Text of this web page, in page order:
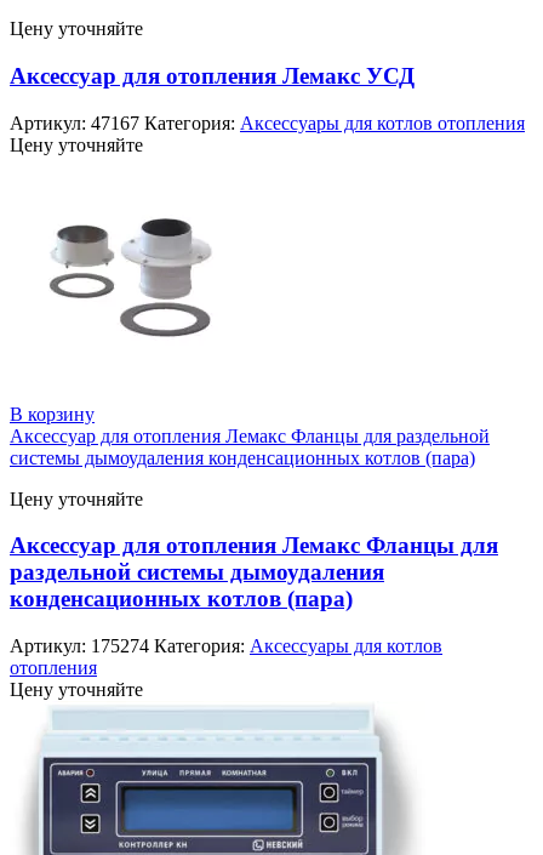
Цену уточняйте
Аксессуар для отопления Лемакс УСД
Артикул: 47167 Категория: Аксессуары для котлов отопления
Цену уточняйте
В корзину
Аксессуар для отопления Лемакс Фланцы для раздельной
системы дымоудаления конденсационных котлов (пара)
Цену уточняйте
Аксессуар для отопления Лемакс Фланцы для
раздельной системы дымоудаления
конденсационных котлов (пара)
Артикул: 175274 Категория: Аксессуары для котлов
отопления
Цену уточняйте